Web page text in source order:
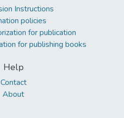
Instructions
policies
for publication
for publishing books
Help
Contact
About